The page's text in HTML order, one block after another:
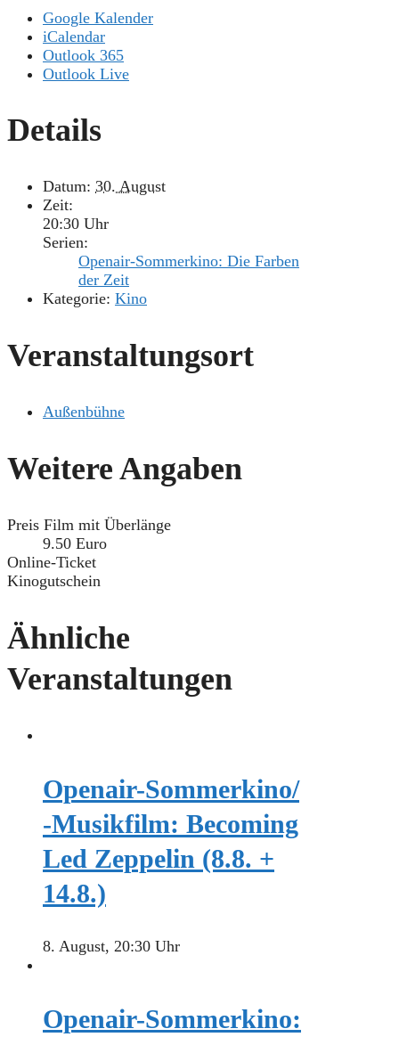
Google Kalender
iCalendar
Outlook 365
Outlook Live
Details
Datum: 30. August
Zeit:
20:30 Uhr
Serien:
Openair-Sommerkino: Die Farben
der Zeit
Kategorie: Kino
Veranstaltungsort
Außenbühne
Weitere Angaben
Preis Film mit Überlänge
9.50 Euro
Online-Ticket
Kinogutschein
Ähnliche
Veranstaltungen
Openair-Sommerkino/
-Musikfilm: Becoming
Led Zeppelin (8.8. +
14.8.)
8. August, 20:30 Uhr
Openair-Sommerkino: